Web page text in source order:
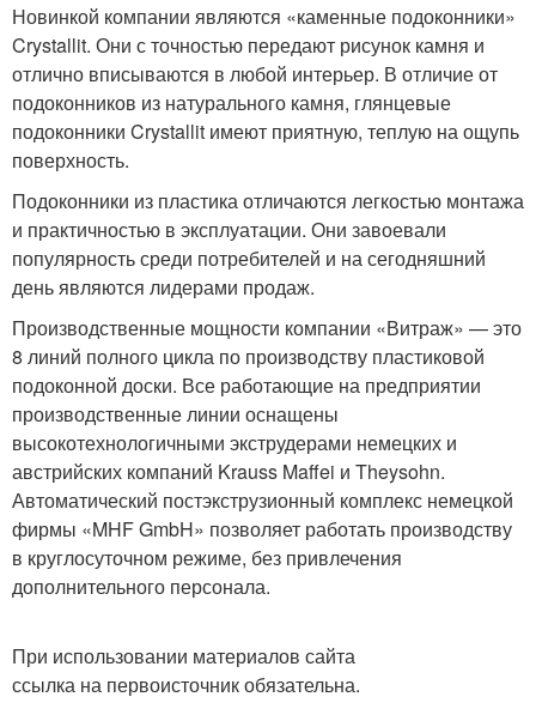
Новинкой компании являются «каменные подоконники»
Crystallit. Они с точностью передают рисунок камня и
отлично вписываются в любой интерьер. В отличие от
подоконников из натурального камня, глянцевые
подоконники Crystallit имеют приятную, теплую на ощупь
поверхность.
Подоконники из пластика отличаются легкостью монтажа
и практичностью в эксплуатации. Они завоевали
популярность среди потребителей и на сегодняшний
день являются лидерами продаж.
Производственные мощности компании «Витраж» — это
8 линий полного цикла по производству пластиковой
подоконной доски. Все работающие на предприятии
производственные линии оснащены
высокотехнологичными экструдерами немецких и
австрийских компаний Krauss Maffei и Theysohn.
Автоматический постэкструзионный комплекс немецкой
фирмы «MHF GmbH» позволяет работать производству
в круглосуточном режиме, без привлечения
дополнительного персонала.
При использовании материалов сайта
ссылка на первоисточник обязательна.